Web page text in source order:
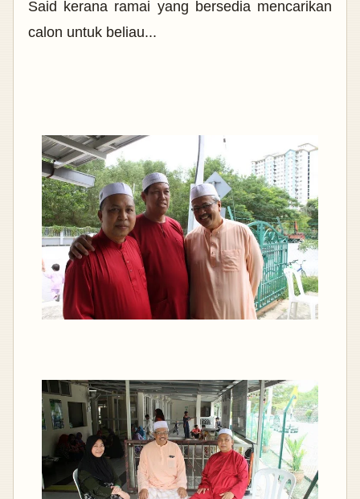
Said kerana ramai yang bersedia mencarikan
calon untuk beliau...